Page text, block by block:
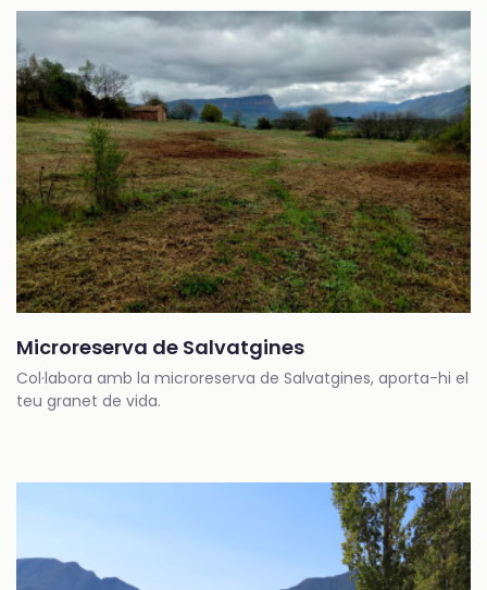
Microreserva de Salvatgines
Col·labora amb la microreserva de Salvatgines, aporta-hi el
teu granet de vida.